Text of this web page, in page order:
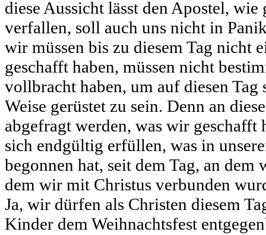
diese Aussicht lässt den Apostel,
verfallen, soll auch uns nicht in
wir müssen bis zu diesem Tag nicht
geschafft haben, müssen nicht
vollbracht haben, um auf diesen
Weise gerüstet zu sein. Denn an
abgefragt werden, was wir geschafft
sich endgültig erfüllen, was in
begonnen hat, seit dem Tag, an
dem wir mit Christus verbunden
Ja, wir dürfen als Christen diesem
Kinder dem Weihnachtsfest